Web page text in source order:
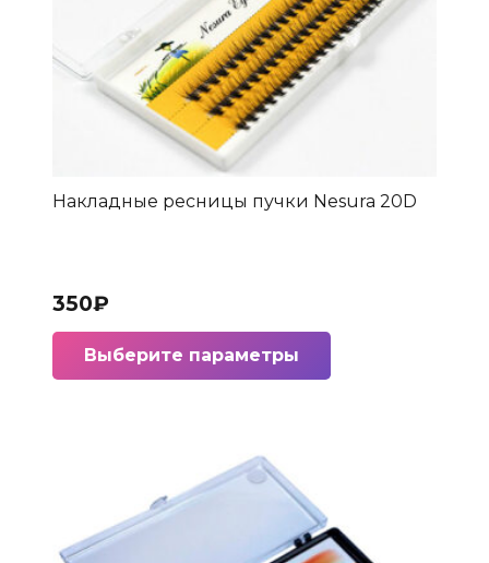
Накладные ресницы пучки Nesura 20D
350₽
Выберите параметры
выбрать